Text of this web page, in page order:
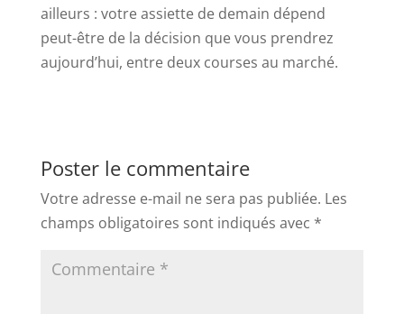
ailleurs : votre assiette de demain dépend
peut-être de la décision que vous prendrez
aujourd’hui, entre deux courses au marché.
Poster le commentaire
Votre adresse e-mail ne sera pas publiée. Les
champs obligatoires sont indiqués avec *